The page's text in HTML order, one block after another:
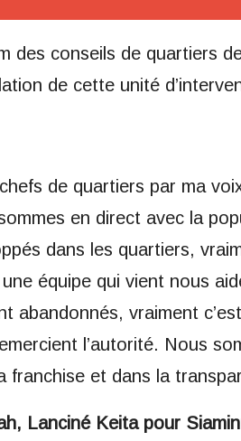
des conseils de quartiers
de cette unité
de quartiers par ma
en direct avec la
dans les quartiers,
équipe qui vient nous
abandonnés, vraiment
l’autorité. Nous
franchise et dans la
Lanciné Keita pour